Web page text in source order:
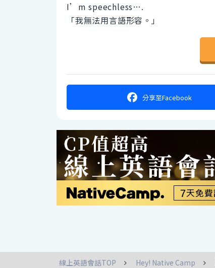
I’m speechless….
「我無法用言語形容。」
分享至Facebook
線上英語會話TOP Hey! Native Camp